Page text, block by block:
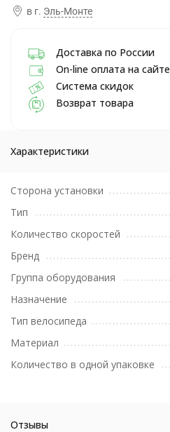
в г. Эль-Монте
Доставка по России
On-line оплата на сайте
Система скидок
Возврат товара
Характеристики
Сторона установки
Тип
Количество скоростей
Бренд
Группа оборудования
Назначение
Тип велосипеда
Материал
Количество в одной упаковке
Отзывы